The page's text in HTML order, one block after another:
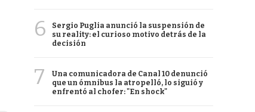
6
Sergio Puglia anunció la suspensión de
su reality: el curioso motivo detrás de la
decisión
7
Una comunicadora de Canal 10 denunció
que un ómnibus la atropelló, lo siguió y
enfrentó al chofer: "En shock"